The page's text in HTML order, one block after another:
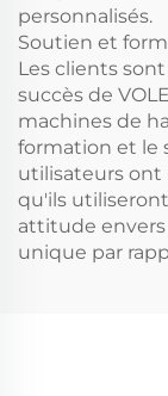
personnalisés.
Soutien et
Les clients
succès de
machines de
formation et le
utilisateurs ont
qu'ils
attitude envers
unique par